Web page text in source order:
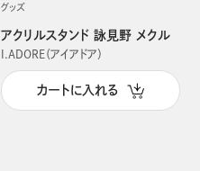
グッズ
アクリルスタンド 詠見野 メクル
I.ADORE（アイアドア）
カートに入れる